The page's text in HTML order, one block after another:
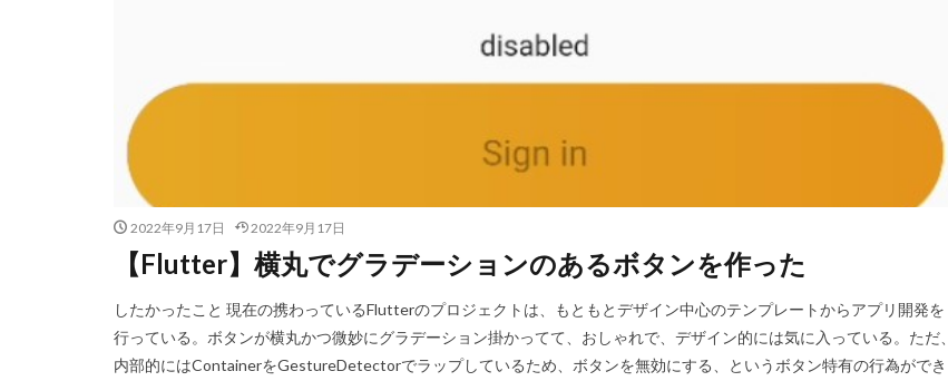
2022年9月17日 2022年9月17日
【Flutter】横丸でグラデーションのあるボタンを作った
したかったこと 現在の携わっているFlutterのプロジェクトは、もともとデザイン中心のテンプレートからアプリ開発を
行っている。ボタンが横丸かつ微妙にグラデーション掛かってて、おしゃれで、デザイン的には気に入っている。ただ、
内部的にはContainerをGestureDetectorでラップしているため、ボタンを無効にする、というボタン特有の行為ができ